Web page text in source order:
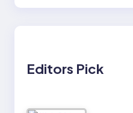
Editors Pick